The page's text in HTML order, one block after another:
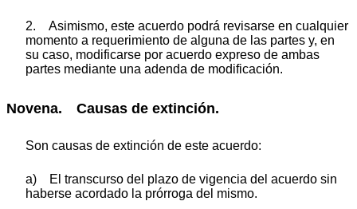
2. Asimismo, este acuerdo podrá revisarse en cualquier
momento a requerimiento de alguna de las partes y, en
su caso, modificarse por acuerdo expreso de ambas
partes mediante una adenda de modificación.
Novena. Causas de extinción.
Son causas de extinción de este acuerdo:
a) El transcurso del plazo de vigencia del acuerdo sin
haberse acordado la prórroga del mismo.